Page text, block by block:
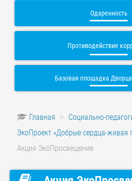
Одаренность
Противодействие
Базовая площадка
Главная
Социально-
ЭкоПроект «Добрые сердца-живая
Акция ЭкоПросвещение